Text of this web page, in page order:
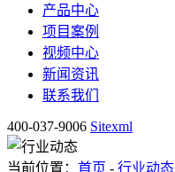
产品中心
项目案例
视频中心
新闻资讯
联系我们
400-037-9006 Sitexml
当前位置： 首页 - 行业动态